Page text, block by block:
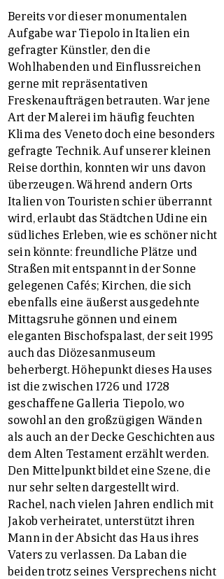
Bereits vor dieser monumentalen
Aufgabe war Tiepolo in Italien ein
gefragter Künstler, den die
Wohlhabenden und Einflussreichen
gerne mit repräsentativen
Freskenaufträgen betrauten. War jene
Art der Malerei im häufig feuchten
Klima des Veneto doch eine besonders
gefragte Technik. Auf unserer kleinen
Reise dorthin, konnten wir uns davon
überzeugen. Während andern Orts
Italien von Touristen schier überrannt
wird, erlaubt das Städtchen Udine ein
südliches Erleben, wie es schöner nicht
sein könnte: freundliche Plätze und
Straßen mit entspannt in der Sonne
gelegenen Cafés; Kirchen, die sich
ebenfalls eine äußerst ausgedehnte
Mittagsruhe gönnen und einem
eleganten Bischofspalast, der seit 1995
auch das Diözesanmuseum
beherbergt. Höhepunkt dieses Hauses
ist die zwischen 1726 und 1728
geschaffene Galleria Tiepolo, wo
sowohl an den großzügigen Wänden
als auch an der Decke Geschichten aus
dem Alten Testament erzählt werden.
Den Mittelpunkt bildet eine Szene, die
nur sehr selten dargestellt wird.
Rachel, nach vielen Jahren endlich mit
Jakob verheiratet, unterstützt ihren
Mann in der Absicht das Haus ihres
Vaters zu verlassen. Da Laban die
beiden trotz seines Versprechens nicht